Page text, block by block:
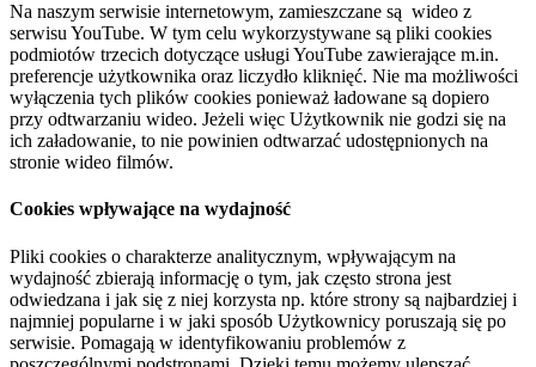
Na naszym serwisie internetowym, zamieszczane są wideo z
serwisu YouTube. W tym celu wykorzystywane są pliki cookies
podmiotów trzecich dotyczące usługi YouTube zawierające m.in.
preferencje użytkownika oraz liczydło kliknięć. Nie ma możliwości
wyłączenia tych plików cookies ponieważ ładowane są dopiero
przy odtwarzaniu wideo. Jeżeli więc Użytkownik nie godzi się na
ich załadowanie, to nie powinien odtwarzać udostępnionych na
stronie wideo filmów.
Cookies wpływające na wydajność
Pliki cookies o charakterze analitycznym, wpływającym na
wydajność zbierają informację o tym, jak często strona jest
odwiedzana i jak się z niej korzysta np. które strony są najbardziej i
najmniej popularne i w jaki sposób Użytkownicy poruszają się po
serwisie. Pomagają w identyfikowaniu problemów z